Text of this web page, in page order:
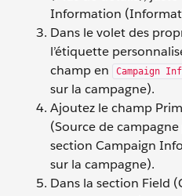
Information
Dans le volet des
l’étiquette
champ en
Campaign
sur la campagne).
Ajoutez le champ
(Source de
section Campaign
sur la campagne).
Dans la section Field